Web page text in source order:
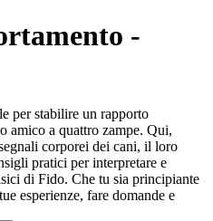
-
per stabilire un rapporto
amico a quattro zampe. Qui,
corporei dei cani, il loro
pratici per interpretare e
di Fido. Che tu sia principiante
esperienze, fare domande e